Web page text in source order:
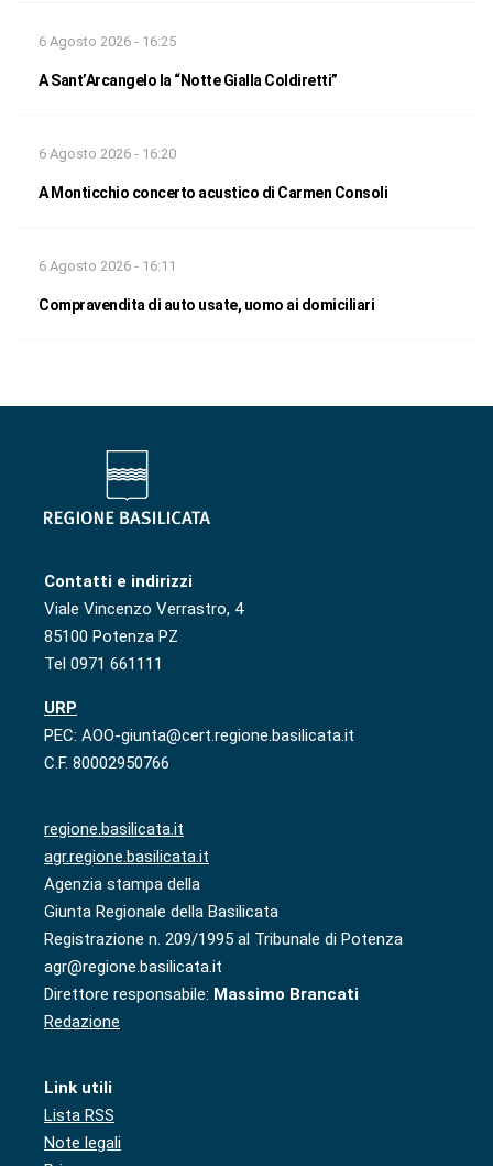
6 Agosto 2026 - 16:25
A Sant’Arcangelo la “Notte Gialla Coldiretti”
6 Agosto 2026 - 16:20
A Monticchio concerto acustico di Carmen Consoli
6 Agosto 2026 - 16:11
Compravendita di auto usate, uomo ai domiciliari
Contatti e indirizzi
Viale Vincenzo Verrastro, 4
85100 Potenza PZ
Tel 0971 661111
URP
PEC: AOO-giunta@cert.regione.basilicata.it
C.F. 80002950766
regione.basilicata.it
agr.regione.basilicata.it
Agenzia stampa della
Giunta Regionale della Basilicata
Registrazione n. 209/1995 al Tribunale di Potenza
agr@regione.basilicata.it
Direttore responsabile: Massimo Brancati
Redazione
Link utili
Lista RSS
Note legali